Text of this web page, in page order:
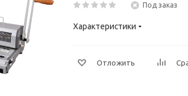
Под заказ
Характеристики
Отложить